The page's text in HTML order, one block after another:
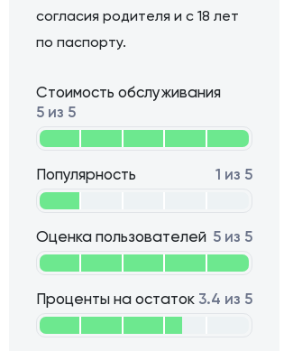
согласия родителя и с 18 лет
по паспорту.
Проценты на остаток 3.4 из 5
Стоимость обслуживания
5 из 5
Популярность 1 из 5
Оценка пользователей 5 из 5